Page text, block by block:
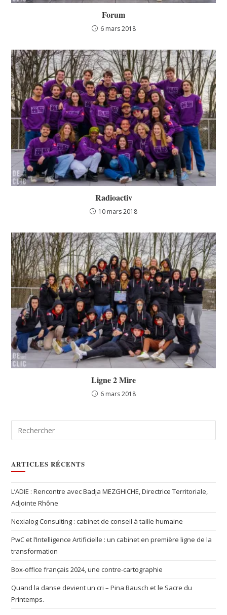
Forum
6 mars 2018
Radioactiv
10 mars 2018
Ligne 2 Mire
6 mars 2018
ARTICLES RÉCENTS
L’ADIE : Rencontre avec Badja MEZGHICHE, Directrice Territoriale,
Adjointe Rhône
Nexialog Consulting : cabinet de conseil à taille humaine
PwC et l’Intelligence Artificielle : un cabinet en première ligne de la
transformation
Box-office français 2024, une contre-cartographie
Quand la danse devient un cri – Pina Bausch et le Sacre du
Printemps.